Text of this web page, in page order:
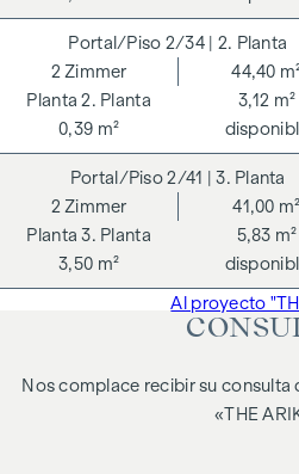
Advertimos que existe una
económica entre el agente y el
El agente actúa como doble
2/34 | 2. Planta
2. Planta
2 Zimmer
44,40
3,12 m²
0,39 m²
2/41 | 3. Planta
3. Planta
2 Zimmer
41,00 m²
5,83 m²
3,50 m²
Al proyecto
Nos complace recibir su consulta
«THE